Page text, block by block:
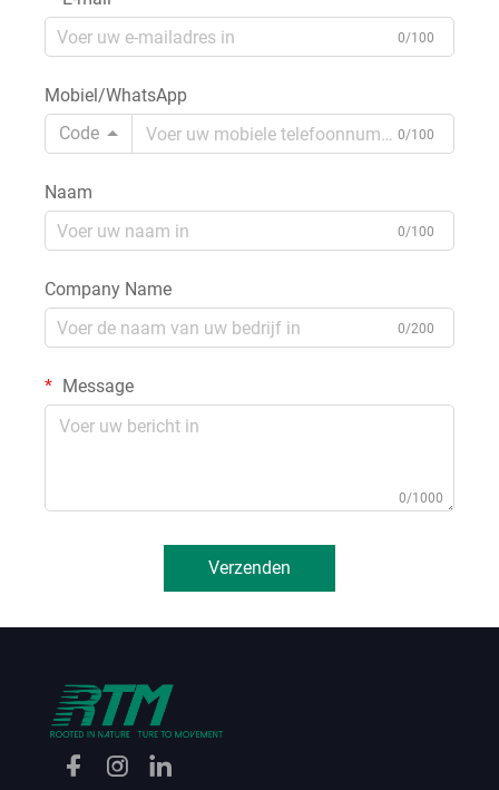
0/100
Mobiel/WhatsApp
Code
0/100
Naam
0/100
Company Name
0/200
Message
0/1000
Verzenden